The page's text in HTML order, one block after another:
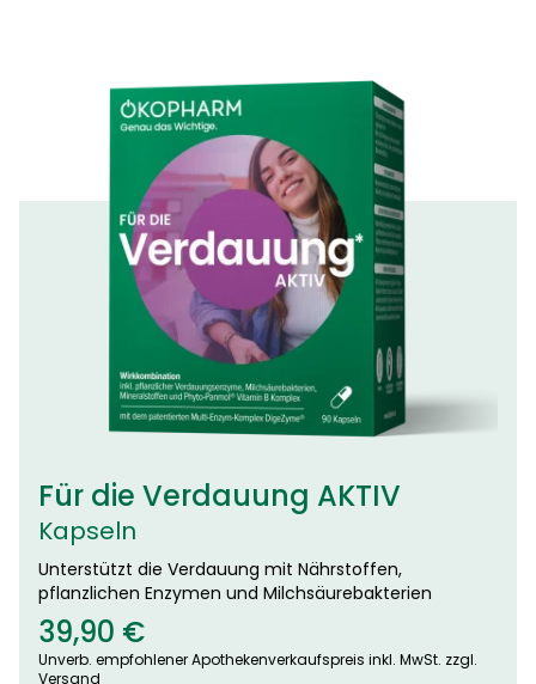
Für die Verdauung AKTIV
Kapseln
Unterstützt die Verdauung mit Nährstoffen,
pflanzlichen Enzymen und Milchsäurebakterien
39,90 €
Unverb. empfohlener Apothekenverkaufspreis inkl. MwSt. zzgl.
Versand